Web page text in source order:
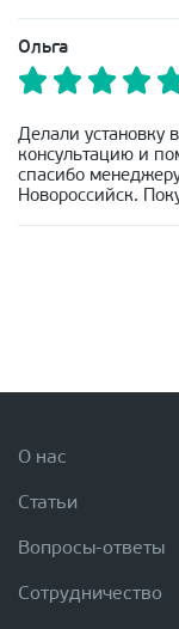
Ольга
Делали установку
консультацию и
спасибо
Новороссийск.
О нас
Статьи
Вопросы-ответы
Сотрудничество